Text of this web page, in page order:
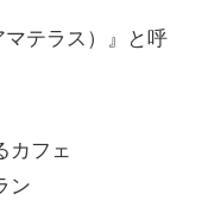
テラス）』と呼
カフェ
ン